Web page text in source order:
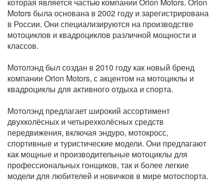
Motors была основана в 2002 году и зарегистрирована
в России. Они специализируются на производстве
мотоциклов и квадроциклов различной мощности и
классов.
Мотолэнд был создан в 2010 году как новый бренд
компании Orion Motors, с акцентом на мотоциклы и
квадроциклы для активного отдыха и спорта.
Мотолэнд предлагает широкий ассортимент
двухколёсных и четырехколёсных средств
передвижения, включая эндуро, мотокросс,
спортивные и туристические модели. Они предлагают
как мощные и производительные мотоциклы для
профессиональных гонщиков, так и более легкие
модели для любителей и новичков в мире мотоспорта.